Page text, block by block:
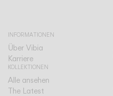
INFORMATIONEN
Über Vibia
Karriere
KOLLEKTIONEN
Alle ansehen
The Latest